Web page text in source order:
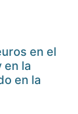
en el
en la
en la